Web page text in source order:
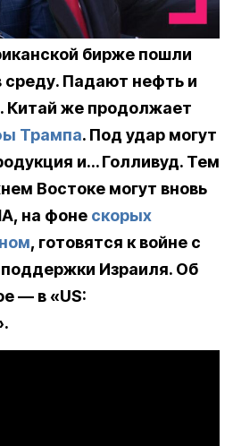
бирже пошли
среду. Падают нефть и
Китай же продолжает
Трампа. Под удар могут
и… Голливуд. Тем
Востоке могут вновь
на фоне скорых
, готовятся к войне с
Израиля. Об
— в «US: